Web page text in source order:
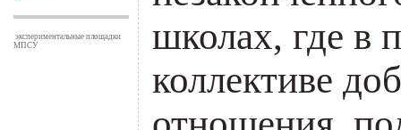
экспериментальные площадки
МПСУ
школах, где в
коллективе